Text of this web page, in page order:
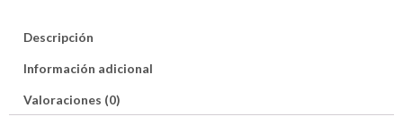
Descripción
Información adicional
Valoraciones (0)